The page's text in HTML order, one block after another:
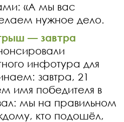
«А мы вас
нужное дело.
— завтра
инфотура для
завтра, 21
имя победителя в
мы на правильном
кто подошёл,